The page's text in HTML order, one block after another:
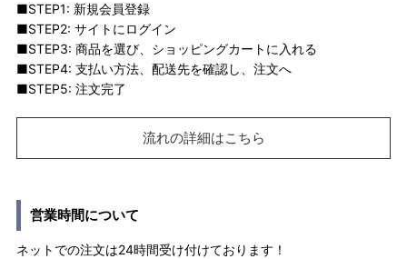
■STEP1: 新規会員登録
■STEP2: サイトにログイン
■STEP3: 商品を選び、ショッピングカートに入れる
■STEP4: 支払い方法、配送先を確認し、注文へ
■STEP5: 注文完了
流れの詳細はこちら
営業時間について
ネットでの注文は24時間受け付けております！